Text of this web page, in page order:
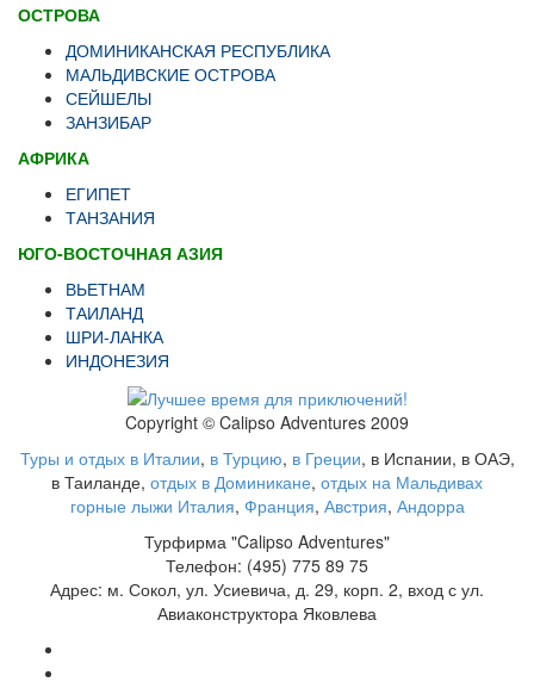
ОСТРОВА
ДОМИНИКАНСКАЯ РЕСПУБЛИКА
МАЛЬДИВСКИЕ ОСТРОВА
СЕЙШЕЛЫ
ЗАНЗИБАР
АФРИКА
ЕГИПЕТ
ТАНЗАНИЯ
ЮГО-ВОСТОЧНАЯ АЗИЯ
ВЬЕТНАМ
ТАИЛАНД
ШРИ-ЛАНКА
ИНДОНЕЗИЯ
Copyright © Calipso Adventures 2009
Туры и отдых в Италии, в Турцию, в Греции, в Испании, в ОАЭ,
в Таиланде, отдых в Доминикане, отдых на Мальдивах
горные лыжи Италия, Франция, Австрия, Андорра
Турфирма "Calipso Adventures"
Телефон: (495) 775 89 75
Адрес: м. Сокол, ул. Усиевича, д. 29, корп. 2, вход с ул.
Авиаконструктора Яковлева